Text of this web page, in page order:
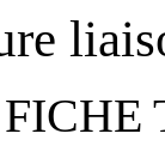
FICHE